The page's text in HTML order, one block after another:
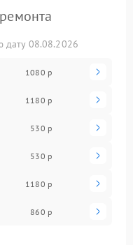
дату 08.08.2026
1080 р
1180 р
530 р
530 р
1180 р
860 р